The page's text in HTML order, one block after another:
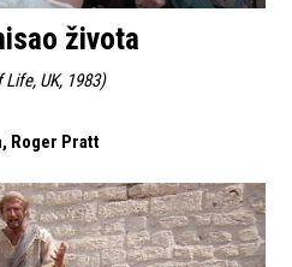
života
UK, 1983)
Roger Pratt